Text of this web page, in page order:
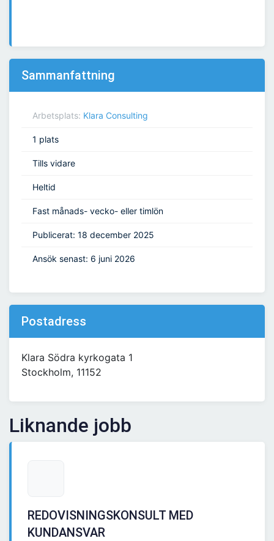
Sammanfattning
Arbetsplats: Klara Consulting
1 plats
Tills vidare
Heltid
Fast månads- vecko- eller timlön
Publicerat: 18 december 2025
Ansök senast: 6 juni 2026
Postadress
Klara Södra kyrkogata 1
Stockholm, 11152
Liknande jobb
REDOVISNINGSKONSULT MED
KUNDANSVAR